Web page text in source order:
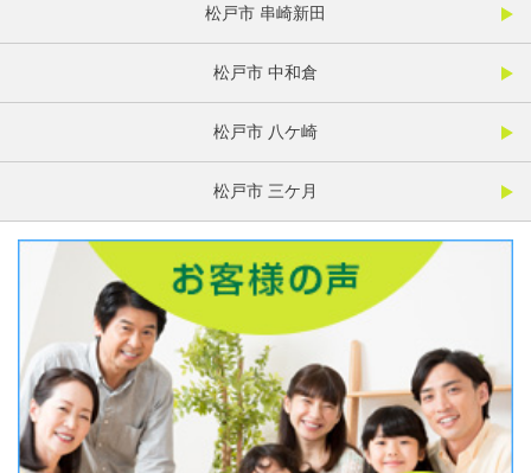
松戸市 串崎新田
松戸市 中和倉
松戸市 八ケ崎
松戸市 三ケ月